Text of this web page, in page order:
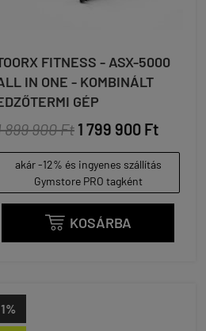
FITNESS - ASX-5000
IN ONE - KOMBINÁLT
GÉP
899 900 Ft 1 799 900 Ft
akár -12% és ingyenes szállítás
Gymstore PRO tagként
 KOSÁRBA